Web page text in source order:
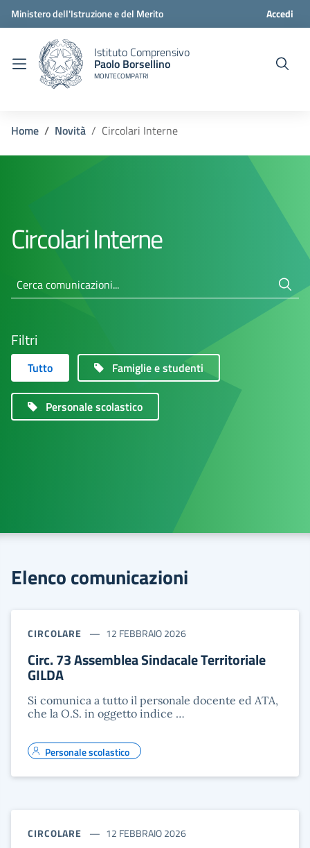
Ministero dell'Istruzione e del Merito Accedi
Istituto Comprensivo
Paolo Borsellino
MONTECOMPATRI
Home Novità Circolari Interne
Circolari Interne
Cerca comunicazioni...
Filtri
Tutto Famiglie e studenti
Personale scolastico
Elenco comunicazioni
CIRCOLARE 12 FEBBRAIO 2026
Circ. 73 Assemblea Sindacale Territoriale
GILDA
Si comunica a tutto il personale docente ed ATA,
che la O.S. in oggetto indice …
Personale scolastico
CIRCOLARE 12 FEBBRAIO 2026